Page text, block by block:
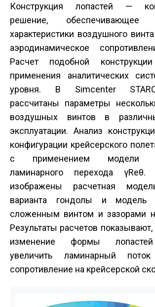
Конструкция лопастей —
решение, обеспечивающее
характеристики воздушного
аэродинамическое
Расчет подобной
применения аналитических
уровня. В Simcenter
рассчитаны параметры
воздушных винтов в
эксплуатации. Анализ
конфигурации крейсерского
с применением модели
ламинарного перехода
изображены расчетная
варианта гондолы и модель
сложенным винтом и зазорами
Результаты расчетов
изменение формы
увеличить ламинарный
сопротивление на крейсерской